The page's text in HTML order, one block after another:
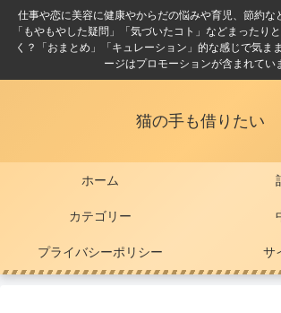
仕事や恋に美容に健康やからだの悩みや育児、節約な
「もやもやした疑問」「気づいたコト」などまったり
く？「おまとめ」「キュレーション」的な感じで気
ージはプロモーションが含まれてい
猫の手も借りたい
ホーム
カテゴリー
プライバシーポリシー サ